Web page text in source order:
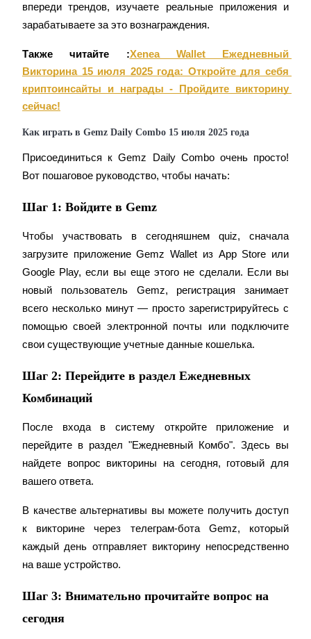
Торговые стратегии
Узнайте, как оставаться прибыльным
Заработок
Силовая свинья
Получайте конкурентные награды ежедневно
впереди трендов, изучаете реальные приложения и
зарабатываете за это вознаграждения.
Также читайте :Xenea Wallet Ежедневный
Викторина 15 июля 2025 года: Откройте для себя
криптоинсайты и награды - Пройдите викторину
сейчас!
Как играть в Gemz Daily Combo 15 июля 2025 года
Присоединиться к Gemz Daily Combo очень просто!
Вот пошаговое руководство, чтобы начать:
Шаг 1: Войдите в Gemz
Чтобы участвовать в сегодняшнем quiz, сначала
загрузите приложение Gemz Wallet из App Store или
Google Play, если вы еще этого не сделали. Если вы
новый пользователь Gemz, регистрация занимает
всего несколько минут — просто зарегистрируйтесь с
помощью своей электронной почты или подключите
свои существующие учетные данные кошелька.
Шаг 2: Перейдите в раздел Ежедневных
Комбинаций
После входа в систему откройте приложение и
перейдите в раздел "Ежедневный Комбо". Здесь вы
найдете вопрос викторины на сегодня, готовый для
вашего ответа.
В качестве альтернативы вы можете получить доступ
к викторине через телеграм-бота Gemz, который
каждый день отправляет викторину непосредственно
на ваше устройство.
Шаг 3: Внимательно прочитайте вопрос на
сегодня